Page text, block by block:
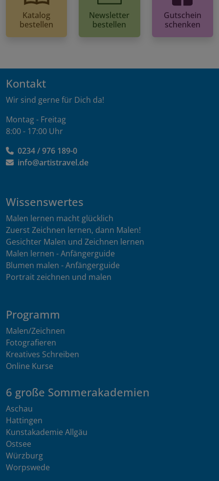
Katalog
bestellen
Newsletter
bestellen
Gutschein
schenken
Kontakt
Wir sind gerne für Dich da!
Montag - Freitag
8:00 - 17:00 Uhr
0234 / 976 189-0
info@artistravel.de
Wissenswertes
Malen lernen macht glücklich
Zuerst Zeichnen lernen, dann Malen!
Gesichter Malen und Zeichnen lernen
Malen lernen - Anfängerguide
Blumen malen - Anfängerguide
Portrait zeichnen und malen
Programm
Malen/Zeichnen
Fotografieren
Kreatives Schreiben
Online Kurse
6 große Sommerakademien
Aschau
Hattingen
Kunstakademie Allgäu
Ostsee
Würzburg
Worpswede